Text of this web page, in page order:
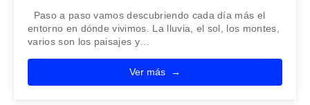
Paso a paso vamos descubriendo cada día más el
entorno en dónde vivimos. La lluvia, el sol, los montes,
varios son los paisajes y…
Ver más